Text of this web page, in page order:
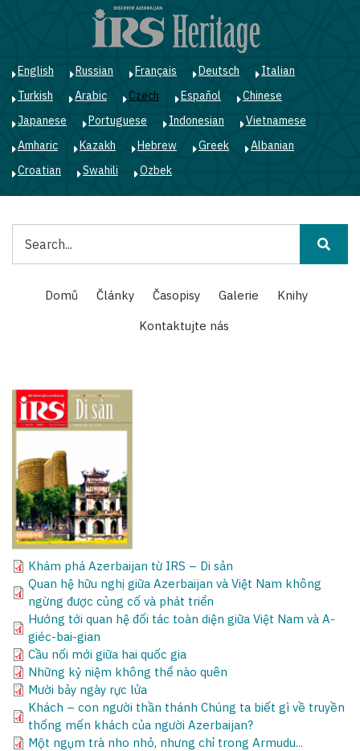
English Russian Français Deutsch
Italian
Turkish
Arabic Czech Español
Chinese
Japanese
Portuguese Indonesian
Vietnamese
Amharic
Kazakh Hebrew Greek
Albanian
Croatian
Swahili Ozbek
Main
navigation
Domů Články Časopisy Galerie
Knihy
Kontaktujte nás
Khám phá Azerbaijan từ IRS – Di sản
Quan hệ hữu nghị giữa Azerbaijan và Việt Nam không
ngừng được củng cố và phát triển
Hướng tới quan hệ đối tác toàn diện giữa Việt Nam và A-
giéc-bai-gian
Cầu nối mới giữa hai quốc gia
Những kỷ niệm không thể nào quên
Mười bảy ngày rực lửa
Khách – con người thần thánh Chúng ta biết gì về truyền
thống mến khách của người Azerbaijan?
Một ngụm trà nho nhỏ, nhưng chỉ trong Armudu...